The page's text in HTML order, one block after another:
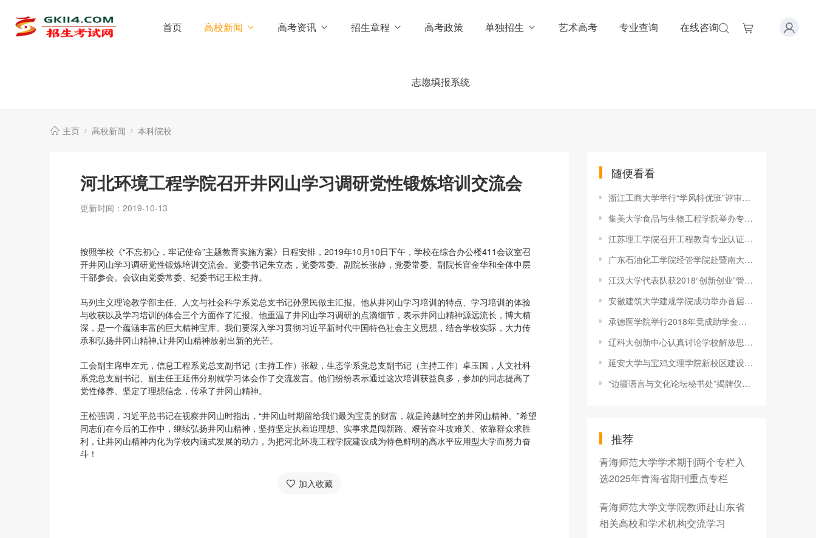
首页 高校新闻 高考资讯 招生章程 高考政策 单独招生 艺术高考 专业查询 在线咨询
志愿填报系统
主页 高校新闻 本科院校
河北环境工程学院召开井冈山学习调研党性锻炼培训交流会
更新时间：2019-10-13
按照学校《“不忘初心，牢记使命”主题教育实施方案》日程安排，2019年10月10日下午，学校在综合办公楼411会议室召
开井冈山学习调研党性锻炼培训交流会。党委书记朱立杰，党委常委、副院长张静，党委常委、副院长官金华和全体中层
干部参会。会议由党委常委、纪委书记王松主持。
马列主义理论教学部主任、人文与社会科学系党总支书记孙景民做主汇报。他从井冈山学习培训的特点、学习培训的体验
与收获以及学习培训的体会三个方面作了汇报。他重温了井冈山学习调研的点滴细节，表示井冈山精神源远流长，博大精
深，是一个蕴涵丰富的巨大精神宝库。我们要深入学习贯彻习近平新时代中国特色社会主义思想，结合学校实际，大力传
承和弘扬井冈山精神,让井冈山精神放射出新的光芒。
工会副主席申左元，信息工程系党总支副书记（主持工作）张毅，生态学系党总支副书记（主持工作）卓玉国，人文社科
系党总支副书记、副主任王延伟分别就学习体会作了交流发言。他们纷纷表示通过这次培训获益良多，参加的同志提高了
党性修养、坚定了理想信念，传承了井冈山精神。
王松强调，习近平总书记在视察井冈山时指出，“井冈山时期留给我们最为宝贵的财富，就是跨越时空的井冈山精神。”希望
同志们在今后的工作中，继续弘扬井冈山精神，坚持坚定执着追理想、实事求是闯新路、艰苦奋斗攻难关、依靠群众求胜
利，让井冈山精神内化为学校内涵式发展的动力，为把河北环境工程学院建设成为特色鲜明的高水平应用型大学而努力奋
斗！
加入收藏
随便看看
浙江工商大学举行“学风特优班”评审展示大会
集美大学食品与生物工程学院举办专利申报与资源利用培训讲座
江苏理工学院召开工程教育专业认证阶段总结会
广东石油化工学院经管学院赴暨南大学、东莞理工学院和两地企业调
江汉大学代表队获2018“创新创业”管理决策模拟大赛全国总决赛一
安徽建筑大学建规学院成功举办首届安徽省青年学者&amp;#8226;建筑师
承德医学院举行2018年竟成助学金颁奖仪式
辽科大创新中心认真讨论学校解放思想推动高质量发展实施方案
延安大学与宝鸡文理学院新校区建设交流座谈会举行
“边疆语言与文化论坛秘书处”揭牌仪式暨学术讲座在百色学院举行
推荐
青海师范大学学术期刊两个专栏入
选2025年青海省期刊重点专栏
青海师范大学文学院教师赴山东省
相关高校和学术机构交流学习